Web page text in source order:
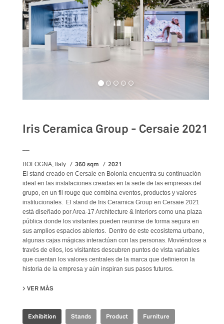
Iris Ceramica Group - Cersaie 2021
BOLOGNA, Italy 360 sqm 2021
El stand creado en Cersaie en Bolonia encuentra su continuación
ideal en las instalaciones creadas en la sede de las empresas del
grupo, en un fil rouge que combina eventos, productos y valores
institucionales. El stand de Iris Ceramica Group en Cersaie 2021
está diseñado por Area-17 Architecture & Interiors como una plaza
pública donde los visitantes pueden reunirse de forma segura en
sus amplios espacios abiertos. Dentro de este ecosistema urbano,
algunas cajas mágicas interactúan con las personas. Moviéndose a
través de ellos, los visitantes descubren puntos de vista variables
que cuentan los valores centrales de la marca que definieron la
historia de la empresa y aún inspiran sus pasos futuros.
VER MÁS
Exhibition Stands Product Furniture